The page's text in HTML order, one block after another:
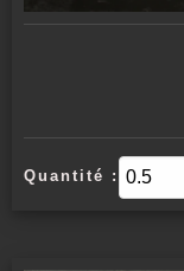
Quantité :